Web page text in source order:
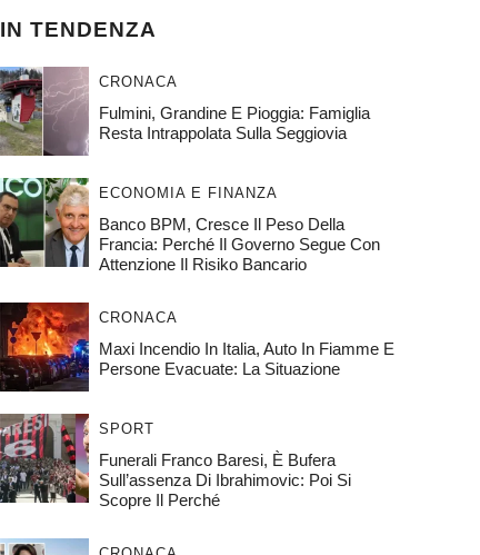
IN TENDENZA
CRONACA
Fulmini, Grandine E Pioggia: Famiglia
Resta Intrappolata Sulla Seggiovia
ECONOMIA E FINANZA
Banco BPM, Cresce Il Peso Della
Francia: Perché Il Governo Segue Con
Attenzione Il Risiko Bancario
CRONACA
Maxi Incendio In Italia, Auto In Fiamme E
Persone Evacuate: La Situazione
SPORT
Funerali Franco Baresi, È Bufera
Sull’assenza Di Ibrahimovic: Poi Si
Scopre Il Perché